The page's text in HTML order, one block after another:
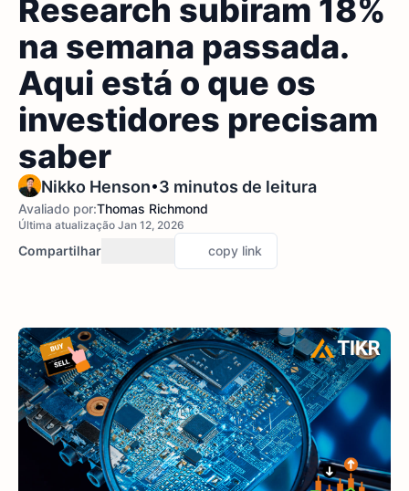
Research subiram 18%
na semana passada.
Aqui está o que os
investidores precisam
saber
Nikko Henson•3 minutos de leitura
Avaliado por:Thomas Richmond
Última atualização Jan 12, 2026
Compartilhar copy link